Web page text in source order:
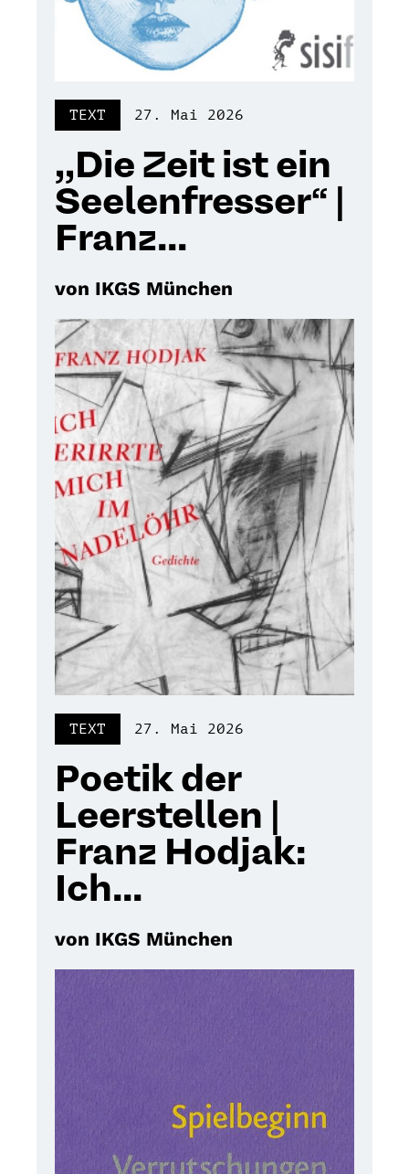
TEXT 27. Mai 2026
,,Die Zeit ist ein
Seelenfresser“ |
Franz...
von IKGS München
TEXT 27. Mai 2026
Poetik der
Leerstellen |
Franz Hodjak:
Ich...
von IKGS München